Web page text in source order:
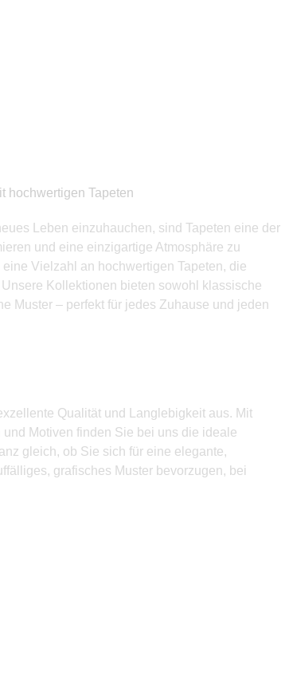
hochwertigen Tapeten
Leben einzuhauchen, sind Tapeten eine der
und eine einzigartige Atmosphäre zu
Vielzahl an hochwertigen Tapeten, die
Kollektionen bieten sowohl klassische
Muster – perfekt für jedes Zuhause und jeden
Qualität und Langlebigkeit aus. Mit
Motiven finden Sie bei uns die ideale
gleich, ob Sie sich für eine elegante,
grafisches Muster bevorzugen, bei